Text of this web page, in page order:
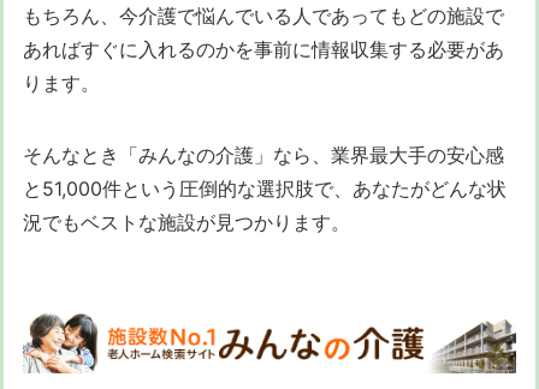
もちろん、今介護で悩んでいる人であってもどの施設で
あればすぐに入れるのかを事前に情報収集する必要があ
ります。
そんなとき「みんなの介護」なら、業界最大手の安心感
と51,000件という圧倒的な選択肢で、あなたがどんな状
況でもベストな施設が見つかります。